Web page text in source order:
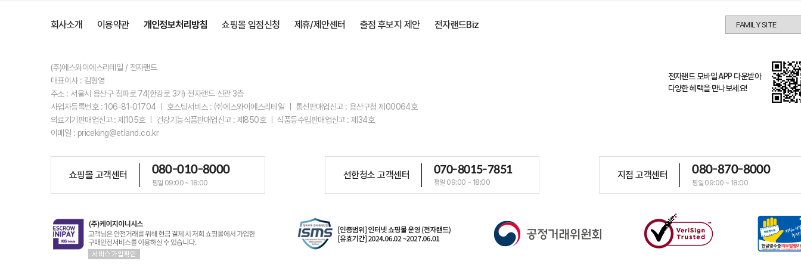
회사소개 이용약관 개인정보처리방침 쇼핑몰 입점신청 제휴/제안센터 출점 후보지 제안 전자랜드Biz
(주)에스와이에스리테일 / 전자랜드
대표이사 : 김형영
주소 : 서울시 용산구 청파로 74(한강로 3가) 전자랜드 신관 3층
사업자등록번호 : 106-81-01704 ㅣ 호스팅서비스 : ㈜에스와이에스리테일 ㅣ 통신판매업신고 : 용산구청 제00064호
의료기기판매업신고 : 제105호 ㅣ 건강기능식품판매업신고 : 제850호 ㅣ 식품등수입판매업신고 : 제34호
이메일 : priceking@etland.co.kr
전자랜드 모바일 APP 다운받아
다양한 혜택을 만나보세요!
쇼핑몰 고객센터 080-010-8000
평일 09:00 ~ 18:00
선한청소 고객센터 070-8015-7851
평일 09:00 ~ 18:00
지점 고객센터 080-870-8000
평일 09:00 ~ 18:00